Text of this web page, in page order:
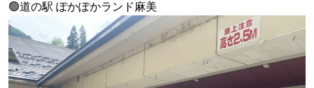
🟢道の駅 ぽかぽかランド麻美